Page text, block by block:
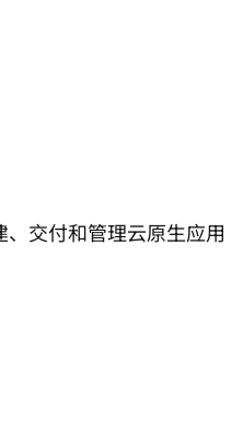
交付和管理云原生应用